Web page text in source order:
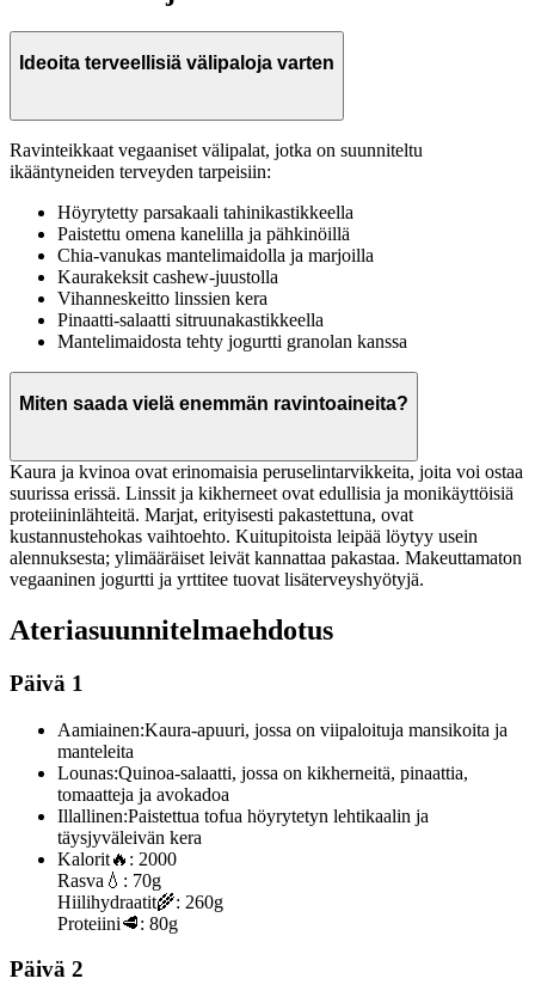
Ideoita terveellisiä välipaloja varten
Ravinteikkaat vegaaniset välipalat, jotka on suunniteltu
ikääntyneiden terveyden tarpeisiin:
Höyrytetty parsakaali tahinikastikkeella
Paistettu omena kanelilla ja pähkinöillä
Chia-vanukas mantelimaidolla ja marjoilla
Kaurakeksit cashew-juustolla
Vihanneskeitto linssien kera
Pinaatti-salaatti sitruunakastikkeella
Mantelimaidosta tehty jogurtti granolan kanssa
Miten saada vielä enemmän ravintoaineita?
Kaura ja kvinoa ovat erinomaisia peruselintarvikkeita, joita voi ostaa
suurissa erissä. Linssit ja kikherneet ovat edullisia ja monikäyttöisiä
proteiininlähteitä. Marjat, erityisesti pakastettuna, ovat
kustannustehokas vaihtoehto. Kuitupitoista leipää löytyy usein
alennuksesta; ylimääräiset leivät kannattaa pakastaa. Makeuttamaton
vegaaninen jogurtti ja yrttitee tuovat lisäterveyshyötyjä.
Ateriasuunnitelmaehdotus
Päivä 1
Aamiainen:Kaura-apuuri, jossa on viipaloituja mansikoita ja
manteleita
Lounas:Quinoa-salaatti, jossa on kikherneitä, pinaattia,
tomaatteja ja avokadoa
Illallinen:Paistettua tofua höyrytetyn lehtikaalin ja
täysjyväleivän kera
Kalorit🔥: 2000
Rasva 💧: 70g
Hiilihydraatit🌾: 260g
Proteiini🥩: 80g
Päivä 2